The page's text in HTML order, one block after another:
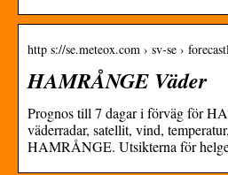
http s://se.meteox.com › sv-se ›
HAMRÅNGE Väder
Prognos till 7 dagar i förväg för
väderradar, satellit, vind,
HAMRÅNGE. Utsikterna för